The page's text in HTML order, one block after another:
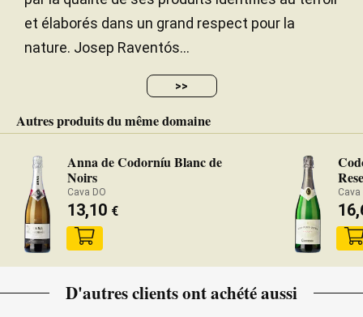
et élaborés dans un grand respect pour la
nature. Josep Raventós...
>>
Autres produits du même domaine
Anna de Codorníu Blanc de
Noirs
Cava DO
13,10 €
Cava
D'autres clients ont achété aussi